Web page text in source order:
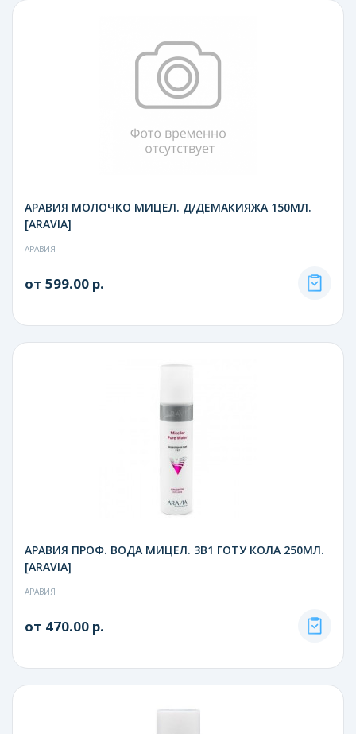
АРАВИЯ МОЛОЧКО МИЦЕЛ. Д/ДЕМАКИЯЖА 150МЛ.
[ARAVIA]
АРАВИЯ
от 599.00 р.
АРАВИЯ ПРОФ. ВОДА МИЦЕЛ. 3В1 ГОТУ КОЛА 250МЛ.
[ARAVIA]
АРАВИЯ
от 470.00 р.